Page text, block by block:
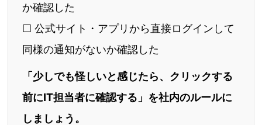
か確認した
☐ 公式サイト・アプリから直接ログインして
同様の通知がないか確認した
「少しでも怪しいと感じたら、クリックする
前にIT担当者に確認する」を社内のルールに
しましょう。